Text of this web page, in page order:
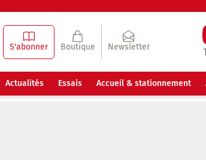
S'abonner Boutique Newsletter
Actualités Essais Accueil & stationnement